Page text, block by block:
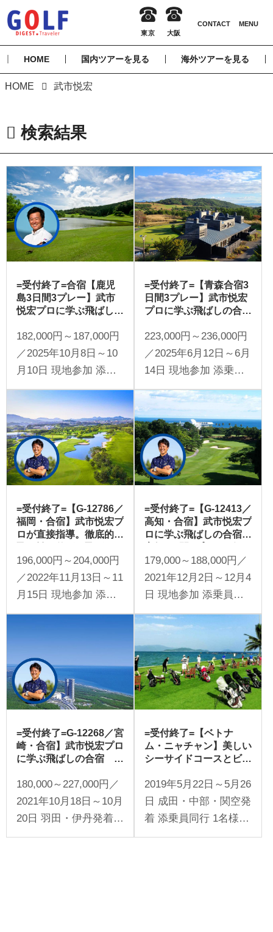
HOME 国内ツアーを見る 海外ツアーを見る
HOME 武市悦宏
検索結果
=受付終了=合宿【鹿児
島3日間3プレー】武市
悦宏プロに学ぶ飛ばしの
（添乗員同行／一人予約
可能）
182,000円～187,000円
／2025年10月8日～10
月10日 現地参加 添乗
員同行 1名様より受付
=受付終了=【青森合宿3
日間3プレー】武市悦宏
プロに学ぶ飛ばしの合
同行／一人予約可能）
223,000円～236,000円
／2025年6月12日～6月
14日 現地参加 添乗員
同行 1名様より受付
=受付終了=【G-12786／
福岡・合宿】武市悦宏プ
ロが直接指導。徹底的に
合宿 福岡3日間（添乗
員同行／一人予約可能）
196,000円～204,000円
／2022年11月13日～11
月15日 現地参加 添乗
員同行 1名様より受付
=受付終了=【G-12413／
高知・合宿】武市悦宏プ
ロに学ぶ飛ばしの合宿
乗員同行／一人予約可
能）
179,000～188,000円／
2021年12月2日～12月4
日 現地参加 添乗員同
行 1名様より受付
=受付終了=G-12268／宮
崎・合宿】武市悦宏プロ
に学ぶ飛ばしの合宿 宮
員同行／一人予約可能）
180,000～227,000円／
2021年10月18日～10月
20日 羽田・伊丹発着
現地参加 添乗員同行 1
=受付終了=【ベトナ
ム・ニャチャン】美しい
シーサイドコースとビー
武市悦宏プロと上達合
宿。 ニャチャン5日間 3
ラウンドレッスン&打ち
放題
2019年5月22日～5月26
日 成田・中部・関空発
着 添乗員同行 1名様よ
り受付